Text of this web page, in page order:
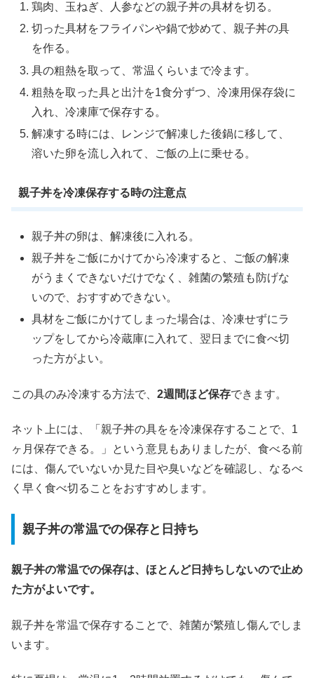
鶏肉、玉ねぎ、人参などの親子丼の具材を切る。
切った具材をフライパンや鍋で炒めて、親子丼の具
を作る。
具の粗熱を取って、常温くらいまで冷ます。
粗熱を取った具と出汁を1食分ずつ、冷凍用保存袋に
入れ、冷凍庫で保存する。
解凍する時には、レンジで解凍した後鍋に移して、
溶いた卵を流し入れて、ご飯の上に乗せる。
親子丼を冷凍保存する時の注意点
親子丼の卵は、解凍後に入れる。
親子丼をご飯にかけてから冷凍すると、ご飯の解凍
がうまくできないだけでなく、雑菌の繁殖も防げな
いので、おすすめできない。
具材をご飯にかけてしまった場合は、冷凍せずにラ
ップをしてから冷蔵庫に入れて、翌日までに食べ切
った方がよい。
この具のみ冷凍する方法で、 2週間ほど保存できます。
ネット上には、「親子丼の具をを冷凍保存することで、1
ヶ月保存できる。」という意見もありましたが、食べる前
には、傷んでいないか見た目や臭いなどを確認し、なるべ
く早く食べ切ることをおすすめします。
親子丼の常温での保存と日持ち
親子丼の常温での保存は、ほとんど日持ちしないので止め
た方がよいです。
親子丼を常温で保存することで、雑菌が繁殖し傷んでしま
います。